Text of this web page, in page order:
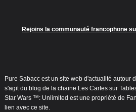
Rejoins la communauté francophone
Pure Sabacc est un site web d'actualité autour
s'agit du blog de la chaine Les Cartes sur
Star Wars ™: Unlimited est une propriété de
lien avec ce site.